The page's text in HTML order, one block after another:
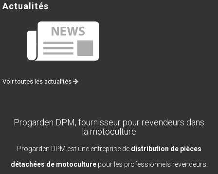
Actualités
Voir toutes les actualités
Progarden DPM, fournisseur pour revendeurs dans
la motoculture
Progarden DPM est une entreprise de distribution de pièces
détachées de motoculturepour les professionnels revendeurs.